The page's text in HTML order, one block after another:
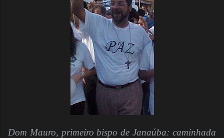
Dom Mauro, primeiro bispo de Janaúba: caminhada